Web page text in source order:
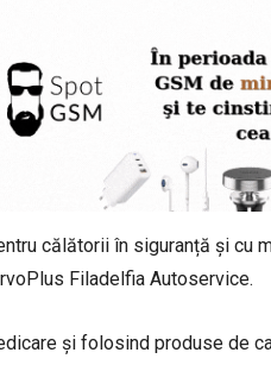
călătorii în siguranță și cu
Filadelfia Autoservice.
și folosind produse de